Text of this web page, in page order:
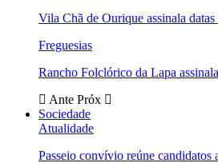
Vila Chã de Ourique assinala
Freguesias
Rancho Folclórico da Lapa
Ante Próx
Sociedade
Atualidade
Passeio convívio reúne